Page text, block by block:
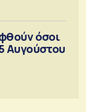
όσοι
Αυγούστου